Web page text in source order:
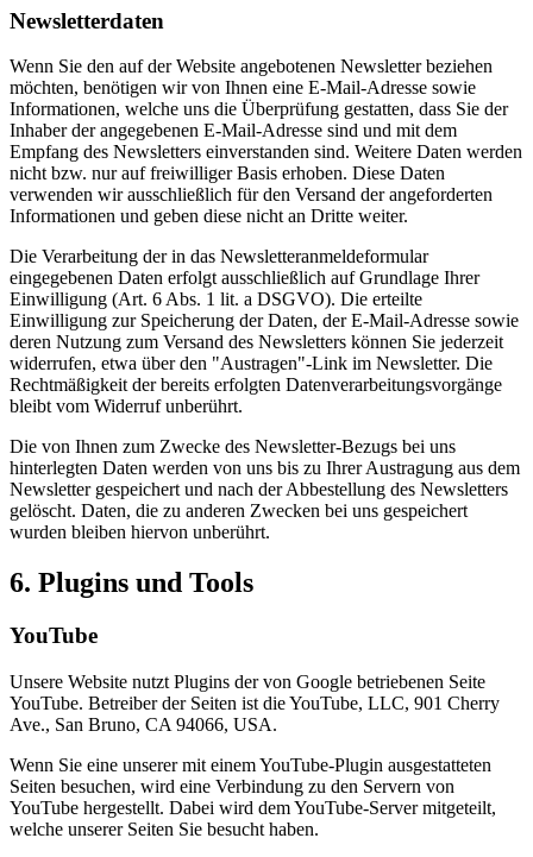
Newsletterdaten
Wenn Sie den auf der Website angebotenen Newsletter beziehen
möchten, benötigen wir von Ihnen eine E-Mail-Adresse sowie
Informationen, welche uns die Überprüfung gestatten, dass Sie der
Inhaber der angegebenen E-Mail-Adresse sind und mit dem
Empfang des Newsletters einverstanden sind. Weitere Daten werden
nicht bzw. nur auf freiwilliger Basis erhoben. Diese Daten
verwenden wir ausschließlich für den Versand der angeforderten
Informationen und geben diese nicht an Dritte weiter.
Die Verarbeitung der in das Newsletteranmeldeformular
eingegebenen Daten erfolgt ausschließlich auf Grundlage Ihrer
Einwilligung (Art. 6 Abs. 1 lit. a DSGVO). Die erteilte
Einwilligung zur Speicherung der Daten, der E-Mail-Adresse sowie
deren Nutzung zum Versand des Newsletters können Sie jederzeit
widerrufen, etwa über den "Austragen"-Link im Newsletter. Die
Rechtmäßigkeit der bereits erfolgten Datenverarbeitungsvorgänge
bleibt vom Widerruf unberührt.
Die von Ihnen zum Zwecke des Newsletter-Bezugs bei uns
hinterlegten Daten werden von uns bis zu Ihrer Austragung aus dem
Newsletter gespeichert und nach der Abbestellung des Newsletters
gelöscht. Daten, die zu anderen Zwecken bei uns gespeichert
wurden bleiben hiervon unberührt.
6. Plugins und Tools
YouTube
Unsere Website nutzt Plugins der von Google betriebenen Seite
YouTube. Betreiber der Seiten ist die YouTube, LLC, 901 Cherry
Ave., San Bruno, CA 94066, USA.
Wenn Sie eine unserer mit einem YouTube-Plugin ausgestatteten
Seiten besuchen, wird eine Verbindung zu den Servern von
YouTube hergestellt. Dabei wird dem YouTube-Server mitgeteilt,
welche unserer Seiten Sie besucht haben.